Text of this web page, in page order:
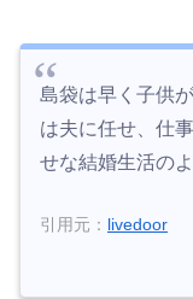
島袋は早く子供
は夫に任せ、仕
せな結婚生活のよ
引用元： livedoor